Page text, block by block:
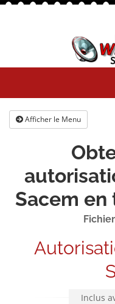
Afficher le Menu
Sacem
Inclus